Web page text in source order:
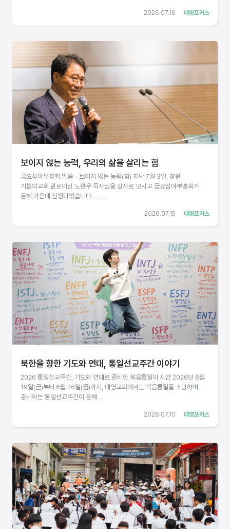
대영포커스
2026.07.16
대영포커스
2026.07.15
보이지 않는 능력, 우리의 삶을 살리는 힘
금요심야부흥회 말씀 – 보이지 않는 능력(힘) 지난 7월 3일, 창원
기쁨의교회 원로이신 노완우 목사님을 강사로 모시고 금요심야부흥회가
은혜 가운데 진행되었습니다.........
대영포커스
2026.07.10
북한을 향한 기도와 연대, 통일선교주간 이야기
2026 통일선교주간, 기도와 연대로 준비한 복음통일의 시간 2026년 6월
19일(금)부터 6월 26일(금)까지, 대영교회에서는 복음통일을 소망하며
준비하는 통일선교주간이 은혜 ...